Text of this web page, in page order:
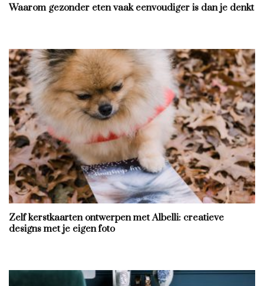
Waarom gezonder eten vaak eenvoudiger is dan je denkt
Zelf kerstkaarten ontwerpen met Albelli: creatieve
designs met je eigen foto